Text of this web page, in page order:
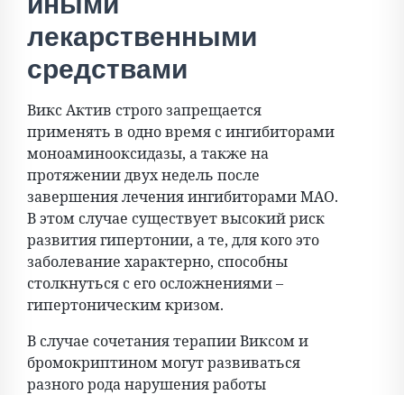
лекарственными
средствами
Викс Актив строго запрещается
применять в одно время с ингибиторами
моноаминооксидазы, а также на
протяжении двух недель после
завершения лечения ингибиторами МАО.
В этом случае существует высокий риск
развития гипертонии, а те, для кого это
заболевание характерно, способны
столкнуться с его осложнениями –
гипертоническим кризом.
В случае сочетания терапии Виксом и
бромокриптином могут развиваться
разного рода нарушения работы